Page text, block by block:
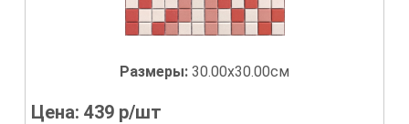
Размеры: 30.00x30.00см
Цена:439 р/шт